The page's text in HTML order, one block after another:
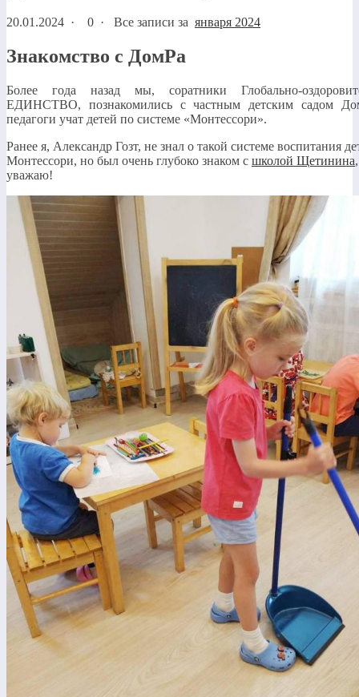
20.01.2024 · 0 · Все записи за января 2024
Знакомство с ДомРа
Более года назад мы, соратники Глобально-
ЕДИНСТВО, познакомились с частным детским садом
педагоги учат детей по системе «Монтессори».
Ранее я, Александр Гозт, не знал о такой системе воспитания
Монтессори, но был очень глубоко знаком с школой Щетинина
уважаю!